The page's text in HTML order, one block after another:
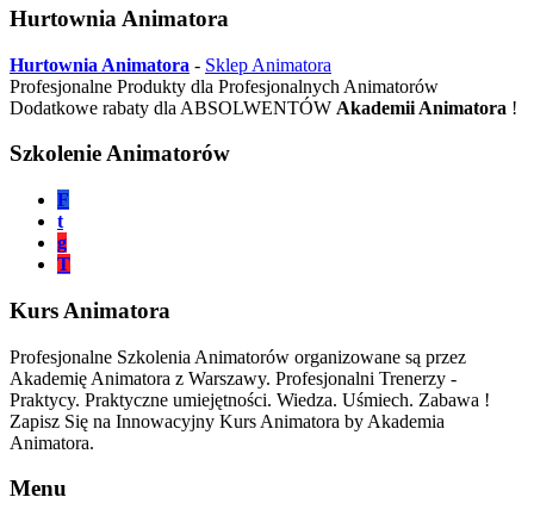
Hurtownia Animatora
Hurtownia Animatora - Sklep Animatora
Profesjonalne Produkty dla Profesjonalnych Animatorów
Dodatkowe rabaty dla ABSOLWENTÓW Akademii Animatora !
Szkolenie Animatorów
F
t
g
T
Kurs Animatora
Profesjonalne Szkolenia Animatorów organizowane są przez
Akademię Animatora z Warszawy. Profesjonalni Trenerzy -
Praktycy. Praktyczne umiejętności. Wiedza. Uśmiech. Zabawa !
Zapisz Się na Innowacyjny Kurs Animatora by Akademia
Animatora.
Menu